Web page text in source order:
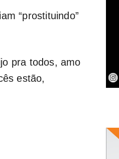
“prostituindo”
pra todos, amo
estão,